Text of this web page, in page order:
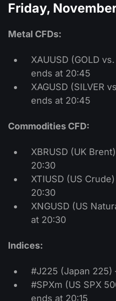
Friday,
Metal CFDs:
XAUUSD (GOLD
ends at 20:45
XAGUSD (SILVER
ends at 20:45
Commodities CFD:
XBRUSD (UK
20:30
XTIUSD (US
20:30
XNGUSD (US
at 20:30
Indices:
#J225 (Japan
#SPXm (US SPX
ends at 20:15